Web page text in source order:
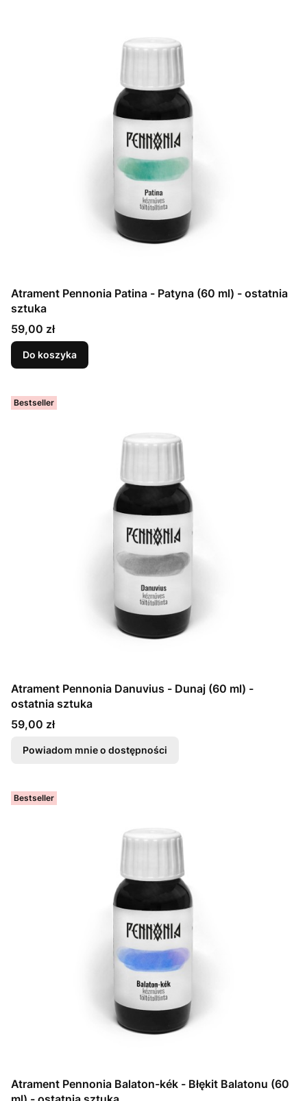
Atrament Pennonia Patina - Patyna (60 ml) - ostatnia
sztuka
Cena
59,00 zł
Do koszyka
Bestseller
Atrament Pennonia Danuvius - Dunaj (60 ml) -
ostatnia sztuka
Cena
59,00 zł
Powiadom mnie o dostępności
Bestseller
Atrament Pennonia Balaton-kék - Błękit Balatonu (60